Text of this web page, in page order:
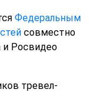
Федеральным
совместно
и Росвидео
тревел-